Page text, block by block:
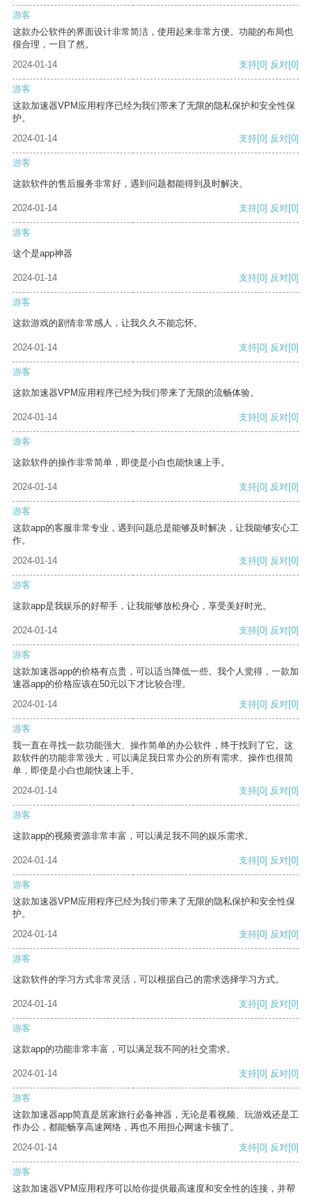
游客
这款办公软件的界面设计非常简洁，使用起来非常方便。功能的布局也
很合理，一目了然。
2024-01-14
支持[0] 反对[0]
游客
这款加速器VPM应用程序已经为我们带来了无限的隐私保护和安全性保
护。
2024-01-14
支持[0] 反对[0]
游客
这款软件的售后服务非常好，遇到问题都能得到及时解决。
2024-01-14 支持[0] 反对[0]
游客
这个是app神器
2024-01-14 支持[0] 反对[0]
游客
这款游戏的剧情非常感人，让我久久不能忘怀。
2024-01-14 支持[0] 反对[0]
游客
这款加速器VPM应用程序已经为我们带来了无限的流畅体验。
2024-01-14 支持[0] 反对[0]
游客
这款软件的操作非常简单，即使是小白也能快速上手。
2024-01-14 支持[0] 反对[0]
游客
这款app的客服非常专业，遇到问题总是能够及时解决，让我能够安心工
作。
2024-01-14
支持[0] 反对[0]
游客
这款app是我娱乐的好帮手，让我能够放松身心，享受美好时光。
2024-01-14 支持[0] 反对[0]
游客
这款加速器app的价格有点贵，可以适当降低一些。我个人觉得，一款加
速器app的价格应该在50元以下才比较合理。
2024-01-14
支持[0] 反对[0]
游客
我一直在寻找一款功能强大、操作简单的办公软件，终于找到了它。这
款软件的功能非常强大，可以满足我日常办公的所有需求。操作也很简
单，即使是小白也能快速上手。
2024-01-14
支持[0] 反对[0]
游客
这款app的视频资源非常丰富，可以满足我不同的娱乐需求。
2024-01-14 支持[0] 反对[0]
游客
这款加速器VPM应用程序已经为我们带来了无限的隐私保护和安全性保
护。
2024-01-14
支持[0] 反对[0]
游客
这款软件的学习方式非常灵活，可以根据自己的需求选择学习方式。
2024-01-14 支持[0] 反对[0]
游客
这款app的功能非常丰富，可以满足我不同的社交需求。
2024-01-14 支持[0] 反对[0]
游客
这款加速器app简直是居家旅行必备神器，无论是看视频、玩游戏还是工
作办公，都能畅享高速网络，再也不用担心网速卡顿了。
2024-01-14
支持[0] 反对[0]
游客
这款加速器VPM应用程序可以给你提供最高速度和安全性的连接，并帮